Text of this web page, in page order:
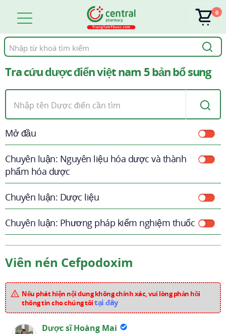
Tìm
kiếm
0
Tra cứu dược điển việt nam 5 bản bổ sung
Mở đầu
Chuyên luận: Nguyên liệu hóa dược và thành
phẩm hóa dược
Chuyên luận: Dược liệu
Chuyên luận: Phương pháp kiểm nghiệm thuốc
Viên nén Cefpodoxim
Nếu phát hiện nội dung không chính xác, vui lòng phản hồi
thông tin cho chúng tôitại đây
Dược sĩ Hoàng Mai